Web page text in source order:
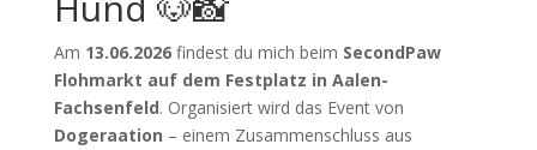
Am 13.06.2026findest du mich beim SecondPaw
Flohmarkt auf dem Festplatz in Aalen-
Fachsenfeld. Organisiert wird das Event von
Dogeraation – einem Zusammenschluss aus